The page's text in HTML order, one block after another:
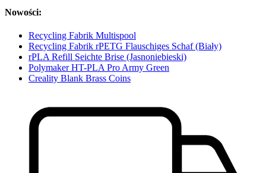
Nowości:
Recycling Fabrik Multispool
Recycling Fabrik rPETG Flauschiges Schaf (Biały)
rPLA Refill Seichte Brise (Jasnoniebieski)
Polymaker HT-PLA Pro Army Green
Creality Blank Brass Coins